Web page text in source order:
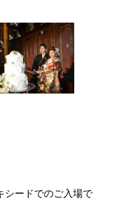
シードでのご入場で